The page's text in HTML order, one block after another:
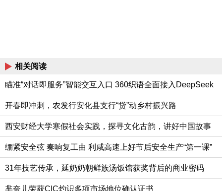
相关阅读
瞄准“对话即服务”智能交互入口 360织语全面接入DeepSeek
开春即冲刺，农发行安化县支行“贷”动乡村振兴路
西安财经大学寒假社会实践，探寻文化古韵，讲好中国故事
绷紧安全弦 奏响复工曲 利咸高速上好节后安全生产“第一课”
31年技艺传承，延奶奶朝鲜族汤饭馆获奖背后的商业密码
芈奈儿荣获CIC灼识多项市场地位确认证书